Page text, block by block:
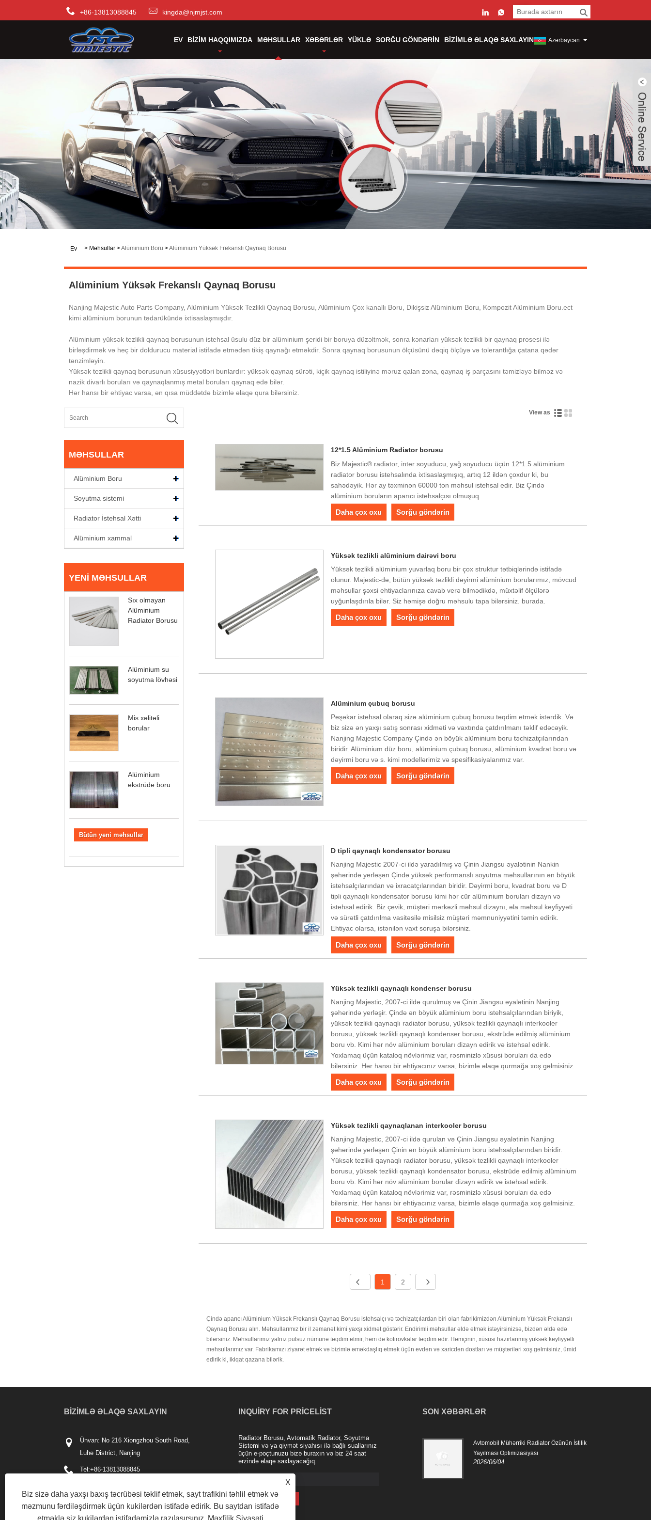
+86-13813088845 kingda@njmjst.com
EV BIZIM HAQQIMIZDA MƏHSULLAR XƏBƏRLƏR YÜKLƏ SORĞU GÖNDƏRIN BIZIMLƏ ƏLAQƏ SAXLAYIN Azərbaycan
Ev > Məhsullar >Alüminium Boru >Alüminium Yüksək Frekanslı Qaynaq Borusu
Alüminium Yüksək Frekanslı Qaynaq Borusu
Nanjing Majestic Auto Parts Company, Alüminium Yüksək Tezlikli Qaynaq Borusu, Alüminium Çox kanallı Boru, Dikişsiz Alüminium Boru, Kompozit Alüminium Boru.ect
kimi alüminium borunun tədarükündə ixtisaslaşmışdır.
Alüminium yüksək tezlikli qaynaq borusunun istehsal üsulu düz bir alüminium şeridi bir boruya düzəltmək, sonra kənarları yüksək tezlikli bir qaynaq prosesi ilə
birləşdirmək və heç bir doldurucu material istifadə etmədən tikiş qaynağı etməkdir. Sonra qaynaq borusunun ölçüsünü dəqiq ölçüyə və tolerantlığa çatana qədər
tənzimləyin.
Yüksək tezlikli qaynaq borusunun xüsusiyyətləri bunlardır: yüksək qaynaq sürəti, kiçik qaynaq istiliyinə məruz qalan zona, qaynaq iş parçasını təmizləyə bilməz və
nazik divarlı boruları və qaynaqlanmış metal boruları qaynaq edə bilər.
Hər hansı bir ehtiyac varsa, ən qısa müddətdə bizimlə əlaqə qura bilərsiniz.
MƏHSULLAR
Alüminium Boru
Soyutma sistemi
Radiator İstehsal Xətti
Alüminium xammal
YENI MƏHSULLAR
Sıx olmayan
Alüminium
Radiator Borusu
Alüminium su
soyutma lövhəsi
Mis xəlitəli
borular
Alüminium
ekstrüde boru
Bütün yeni məhsullar
View as
12*1.5 Alüminium Radiator borusu
Biz Majestic® radiator, inter soyuducu, yağ soyuducu üçün 12*1.5 alüminium
radiator borusu istehsalında ixtisaslaşmışıq, artıq 12 ildən çoxdur ki, bu
sahədəyik. Hər ay təxminən 60000 ton məhsul istehsal edir. Biz Çində
alüminium boruların aparıcı istehsalçısı olmuşuq.
Daha çox oxu Sorğu göndərin
Yüksək tezlikli alüminium dairəvi boru
Yüksək tezlikli alüminium yuvarlaq boru bir çox struktur tətbiqlərində istifadə
olunur. Majestic-də, bütün yüksək tezlikli dəyirmi alüminium borularımız, mövcud
məhsullar şəxsi ehtiyaclarınıza cavab verə bilmədikdə, müxtəlif ölçülərə
uyğunlaşdırıla bilər. Siz həmişə doğru məhsulu tapa bilərsiniz. burada.
Daha çox oxu Sorğu göndərin
Alüminium çubuq borusu
Peşəkar istehsal olaraq sizə alüminium çubuq borusu təqdim etmək istərdik. Və
biz sizə ən yaxşı satış sonrası xidməti və vaxtında çatdırılmanı təklif edəcəyik.
Nanjing Majestic Company Çində ən böyük alüminium boru təchizatçılarından
biridir. Alüminium düz boru, alüminium çubuq borusu, alüminium kvadrat boru və
dəyirmi boru və s. kimi modellərimiz və spesifikasiyalarımız var.
Daha çox oxu Sorğu göndərin
D tipli qaynaqlı kondensator borusu
Nanjing Majestic 2007-ci ildə yaradılmış və Çinin Jiangsu əyalətinin Nankin
şəhərində yerləşən Çində yüksək performanslı soyutma məhsullarının ən böyük
istehsalçılarından və ixracatçılarından biridir. Dəyirmi boru, kvadrat boru və D
tipli qaynaqlı kondensator borusu kimi hər cür alüminium boruları dizayn və
istehsal edirik. Biz çevik, müştəri mərkəzli məhsul dizaynı, əla məhsul keyfiyyəti
və sürətli çatdırılma vasitəsilə misilsiz müştəri məmnuniyyətini təmin edirik.
Ehtiyac olarsa, istənilən vaxt soruşa bilərsiniz.
Daha çox oxu Sorğu göndərin
Yüksək tezlikli qaynaqlı kondenser borusu
Nanjing Majestic, 2007-ci ildə qurulmuş və Çinin Jiangsu əyalətinin Nanjing
şəhərində yerləşir. Çində ən böyük alüminium boru istehsalçılarından biriyik,
yüksək tezlikli qaynaqlı radiator borusu, yüksək tezlikli qaynaqlı interkooler
borusu, yüksək tezlikli qaynaqlı kondenser borusu, ekstrüde edilmiş alüminium
boru vb. Kimi hər növ alüminium boruları dizayn edirik və istehsal edirik.
Yoxlamaq üçün kataloq növlərimiz var, rəsminizlə xüsusi boruları da edə
bilərsiniz. Hər hansı bir ehtiyacınız varsa, bizimlə əlaqə qurmağa xoş gəlmisiniz.
Daha çox oxu Sorğu göndərin
Yüksək tezlikli qaynaqlanan interkooler borusu
Nanjing Majestic, 2007-ci ildə qurulan və Çinin Jiangsu əyalətinin Nanjing
şəhərində yerləşən Çinin ən böyük alüminium boru istehsalçılarından biridir.
Yüksək tezlikli qaynaqlı radiator borusu, yüksək tezlikli qaynaqlı interkooler
borusu, yüksək tezlikli qaynaqlı kondensator borusu, ekstrüde edilmiş alüminium
boru vb. Kimi hər növ alüminium borular dizayn edirik və istehsal edirik.
Yoxlamaq üçün kataloq növlərimiz var, rəsminizlə xüsusi boruları da edə
bilərsiniz. Hər hansı bir ehtiyacınız varsa, bizimlə əlaqə qurmağa xoş gəlmisiniz.
Daha çox oxu Sorğu göndərin
1 2
Çində aparıcı Alüminium Yüksək Frekanslı Qaynaq Borusu istehsalçı və təchizatçılardan biri olan fabrikimizdən Alüminium Yüksək Frekanslı
Qaynaq Borusu alın. Məhsullarımız bir il zəmanət kimi yaxşı xidmət göstərir. Endirimli məhsullar əldə etmək istəyirsinizsə, bizdən əldə edə
bilərsiniz. Məhsullarımız yalnız pulsuz nümunə təqdim etmir, həm də kotirovkalar təqdim edir. Həmçinin, xüsusi hazırlanmış yüksək keyfiyyətli
məhsullarımız var. Fabrikamızı ziyarət etmək və bizimlə əməkdaşlıq etmək üçün evdən və xaricdən dostları və müştəriləri xoş gəlmisiniz, ümid
edirik ki, ikiqat qazana bilərik.
BIZIMLƏ ƏLAQƏ SAXLAYIN
Ünvan: No 216 Xiongzhou South Road,
Luhe District, Nanjing
Tel:+86-13813088845
E-poçt: kingda@njmjst.com
INQUIRY FOR PRICELIST
Radiator Borusu, Avtomatik Radiator, Soyutma
Sistemi və ya qiymət siyahısı ilə bağlı suallarınız
üçün e-poçtunuzu bizə buraxın və biz 24 saat
ərzində əlaqə saxlayacağıq.
SON XƏBƏRLƏR
Nanjing Majestic Şirkətinin alüminium
radiatoru
2021/04/20
Avtomobil Mühərriki Radiator Özünün İstilik
Yayılması Optimizasiyası
2026/06/04
X
Biz sizə daha yaxşı baxış təcrübəsi təklif etmək, sayt trafikini təhlil etmək və
məzmunu fərdiləşdirmək üçün kukilərdən istifadə edirik. Bu saytdan istifadə
etməklə siz kukilərdən istifadəmizlə razılaşırsınız.
Məxfilik Siyasəti